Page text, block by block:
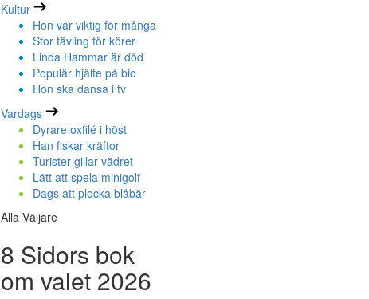
Kultur
Hon var viktig för många
Stor tävling för körer
Linda Hammar är död
Populär hjälte på bio
Hon ska dansa i tv
Vardags
Dyrare oxfilé i höst
Han fiskar kräftor
Turister gillar vädret
Lätt att spela minigolf
Dags att plocka blåbär
Alla Väljare
8 Sidors bok
om valet 2026